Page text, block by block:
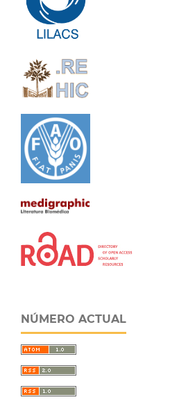
NÚMERO ACTUAL